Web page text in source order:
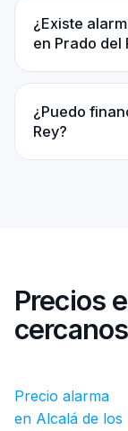
¿Existe
en Prado del
¿Puedo
Rey?
Precios
cercanos
Precio alarma
en Alcalá de los